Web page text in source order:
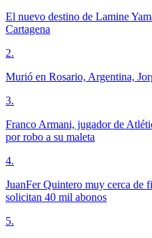
El nuevo destino de Lamine
Cartagena
2.
Murió en Rosario, Argentina,
3.
Franco Armani, jugador de
por robo a su maleta
4.
JuanFer Quintero muy cerca de
solicitan 40 mil abonos
5.